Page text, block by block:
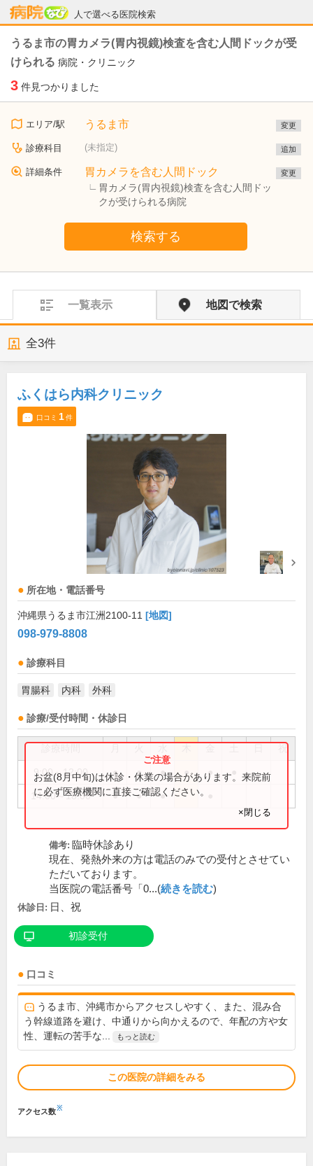
人で選べる医院検索
病院なび
うるま市の胃カメラ(胃内視鏡)検査を含む人間ドックが受
けられる 病院・クリニック
3 件見つかりました
エリア/駅 うるま市 変更
診療科目 (未指定) 追加
詳細条件 胃カメラを含む人間ドック
胃カメラ(胃内視鏡)検査を含む人間ドッ
クが受けられる病院
変更
検索する
一覧表示 地図で検索
全3件
ふくはら内科クリニック
口コミ 1件
所在地・電話番号
沖縄県うるま市江洲2100-11 [地図]
098-979-8808
診療科目
胃腸科 内科 外科
診療/受付時間・休診日
祝
9:00～12:00 ● ● ● ● ●
14:00～18:00 ● ● ●
お盆(8月中旬)は休診・休業の場合があります。来院前
に必ず医療機関に直接ご確認ください。
×閉じる
備考: 臨時休診あり
現在、発熱外来の方は電話のみでの受付とさせてい
ただいております。
当医院の電話番号「0...(続きを読む)
休診日: 日、祝
初診受付
口コミ
うるま市、沖縄市からアクセスしやすく、また、混み合
う幹線道路を避け、中通りから向かえるので、年配の方や女
性、運転の苦手な...
もっと読む
この医院の詳細をみる
アクセス数※